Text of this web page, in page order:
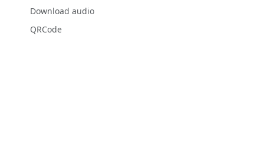
Download audio
QRCode